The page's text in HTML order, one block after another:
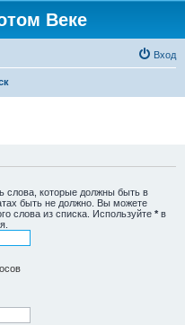
Веке
Вход
слова, которые должны быть в
быть не должно. Вы можете
слова из списка. Используйте * в